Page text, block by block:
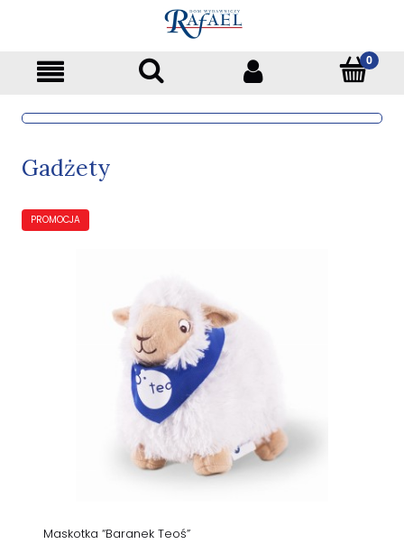
Gadżety
Maskotka “Baranek Teoś”
PROMOCJA